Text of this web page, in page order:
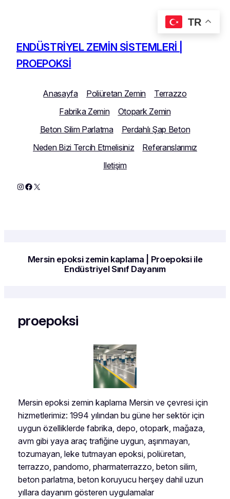
ENDÜSTRIYEL ZEMIN SISTEMLERI |
PROEPOKSI
Anasayfa Poliüretan Zemin
Terrazzo
Fabrika Zemin
Otopark Zemin
Beton Silim Parlatma
Perdahlı Şap Beton
Neden Bizi Tercih Etmelisiniz
Referanslarımız
Iletişim
Instagram
Facebook
X
Mersin epoksi zemin kaplama | Proepoksi ile
Endüstriyel Sınıf Dayanım
proepoksi
Mersin epoksi zemin kaplama Mersin ve çevresi için
hizmetlerimiz: 1994 yılından bu güne her sektör için
uygun özelliklerde fabrika, depo, otopark, mağaza,
avm gibi yaya araç trafiğine uygun, aşınmayan,
tozumayan, leke tutmayan epoksi, poliüretan,
terrazzo, pandomo, pharmaterrazzo, beton silim,
beton parlatma, beton koruyucu herşey dahil uzun
yıllara dayanım gösteren uygulamalar
TR